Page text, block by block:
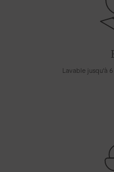
Lavable jusqu'à